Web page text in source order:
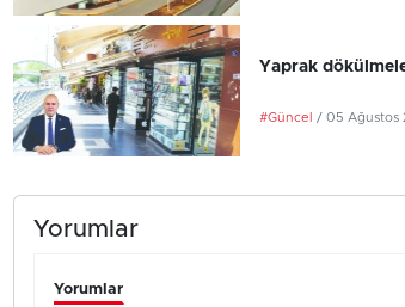
Yaprak
#Güncel / 05 Ağustos
Yorumlar
Yorumlar